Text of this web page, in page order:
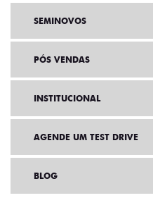
SEMINOVOS
PÓS VENDAS
INSTITUCIONAL
AGENDE UM TEST DRIVE
BLOG